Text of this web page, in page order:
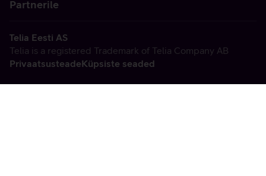
Partnerile
Telia Eesti AS
Telia is a registered Trademark of Telia Company AB
PrivaatsusteadeKüpsiste seaded